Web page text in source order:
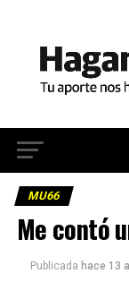
MU66
Me contó
Publicada hace 13